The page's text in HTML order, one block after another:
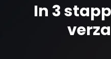
In 3